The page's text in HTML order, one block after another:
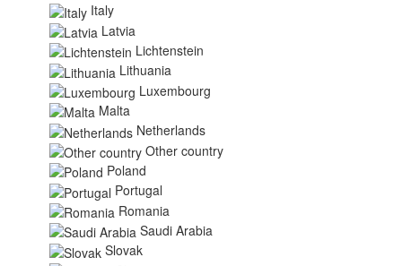
Italy
Latvia
Lichtenstein
Lithuania
Luxembourg
Malta
Netherlands
Other country
Poland
Portugal
Romania
Saudi Arabia
Slovak